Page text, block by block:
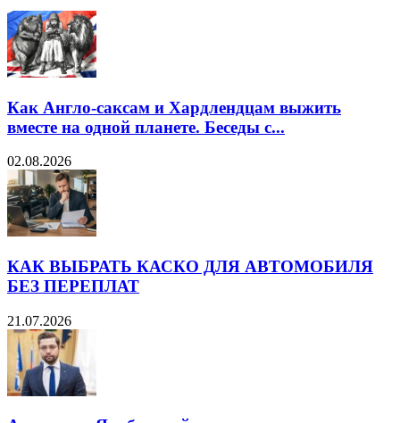
Как Англо-саксам и Хардлендцам выжить
вместе на одной планете. Беседы с...
02.08.2026
КАК ВЫБРАТЬ КАСКО ДЛЯ АВТОМОБИЛЯ
БЕЗ ПЕРЕПЛАТ
21.07.2026